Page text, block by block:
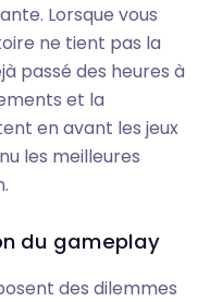
Lorsque vous
ne tient pas la
passé des heures à
et la
en avant les jeux
les meilleures
du gameplay
des dilemmes